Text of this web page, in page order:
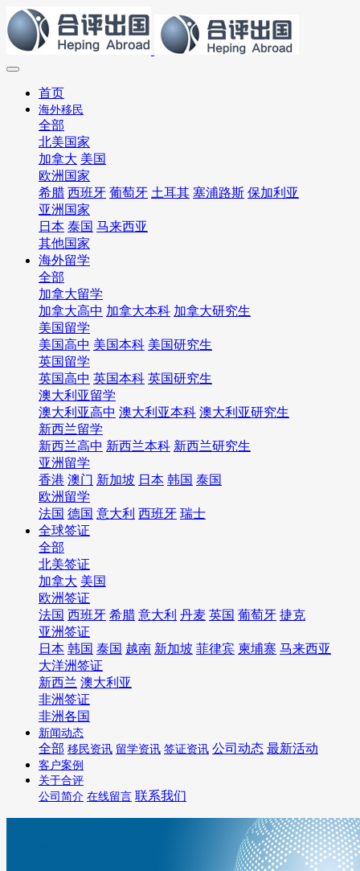
首页
海外移民
全部
北美国家
加拿大 美国
欧洲国家
希腊 西班牙 葡萄牙 土耳其 塞浦路斯 保加利亚
亚洲国家
日本 泰国 马来西亚
其他国家
海外留学
全部
加拿大留学
加拿大高中 加拿大本科 加拿大研究生
美国留学
美国高中 美国本科 美国研究生
英国留学
英国高中 英国本科 英国研究生
澳大利亚留学
澳大利亚高中 澳大利亚本科 澳大利亚研究生
新西兰留学
新西兰高中 新西兰本科 新西兰研究生
亚洲留学
香港 澳门 新加坡 日本 韩国 泰国
欧洲留学
法国 德国 意大利 西班牙 瑞士
全球签证
全部
北美签证
加拿大 美国
欧洲签证
法国 西班牙 希腊 意大利 丹麦 英国 葡萄牙 捷克
亚洲签证
日本 韩国 泰国 越南 新加坡 菲律宾 柬埔寨 马来西亚
大洋洲签证
新西兰 澳大利亚
非洲签证
非洲各国
新闻动态
全部 移民资讯 留学资讯 签证资讯 公司动态 最新活动
客户案例
关于合评
公司简介 在线留言 联系我们